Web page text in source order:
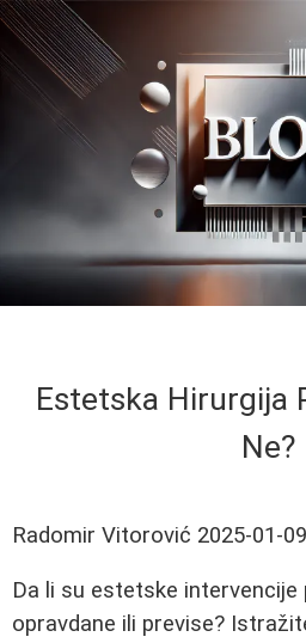
Estetska Hirurgija
Ne?
Radomir Vitorović 2025-01-09
Da li su estetske intervencije
opravdane ili previse?